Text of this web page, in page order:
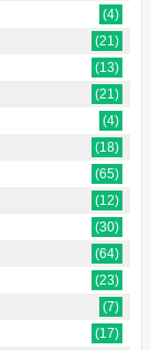
(4)
(21)
(13)
(21)
(4)
(18)
(65)
(12)
(30)
(64)
(23)
(7)
(17)